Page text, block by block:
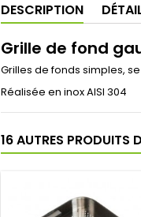
DESCRIPTION
Grille de fond
Grilles de fonds simples,
Réalisée en inox AISI 304
16 AUTRES PRODUITS